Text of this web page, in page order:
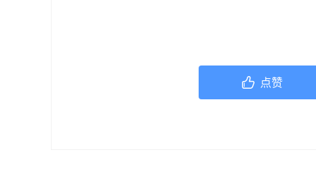
策时，应咨询合格的医疗专业人员。对
点赞